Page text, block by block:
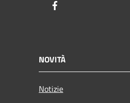
NOVITÀ
Notizie